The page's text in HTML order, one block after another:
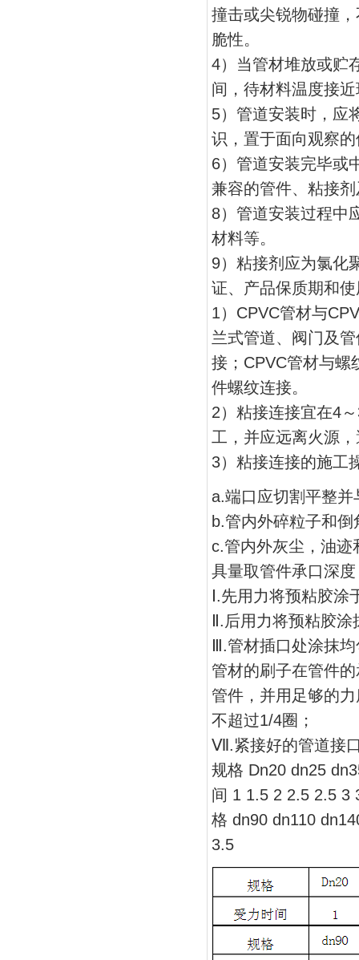
撞击或尖锐物碰撞
脆性。
4）当管材堆放或贮
间，待材料温度接
5）管道安装时，应
识，置于面向观察
6）管道安装完毕或
兼容的管件、粘接
8）管道安装过程中
材料等。
9）粘接剂应为氯化
证、产品保质期和
1）CPVC管材与
兰式管道、阀门及
接；CPVC管材与螺
件螺纹连接。
2）粘接连接宜在4
工，并应远离火源
3）粘接连接的施工
a.端口应切割平整
b.管内外碎粒子和
c.管内外灰尘，油迹
具量取管件承口深
Ⅰ.先用力将预粘胶
Ⅱ.后用力将预粘胶
Ⅲ.管材插口处涂抹
管材的刷子在管件
管件，并用足够的
不超过1/4圈；
Ⅶ.紧接好的管道接
规格 Dn20 dn25
间 1 1.5 2 2.5 2.5 3
格 dn90 dn110
3.5